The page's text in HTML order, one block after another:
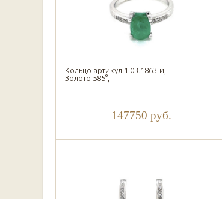
Кольцо артикул 1.03.1863-и,
Золото 585°,
147750 руб.